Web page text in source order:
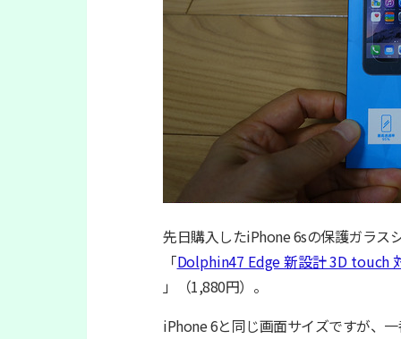
先日購入したiPhone 6sの保護ガラス
「Dolphin47 Edge 新設計 3D touch
」（1,880円）。
iPhone 6と同じ画面サイズですが、